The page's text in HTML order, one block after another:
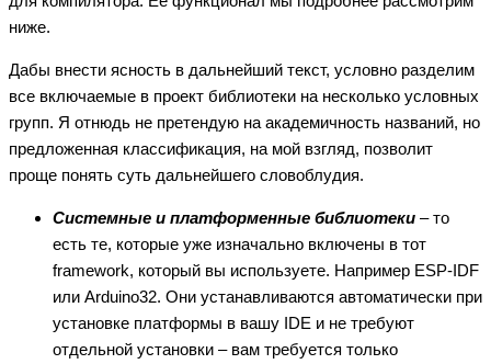
ниже.
Дабы внести ясность в дальнейший текст, условно разделим
все включаемые в проект библиотеки на несколько условных
групп. Я отнюдь не претендую на академичность названий, но
предложенная классификация, на мой взгляд, позволит
проще понять суть дальнейшего словоблудия.
Системные и платформенные библиотеки – то
есть те, которые уже изначально включены в тот
framework, который вы используете. Например ESP-IDF
или Arduino32. Они устанавливаются автоматически при
установке платформы в вашу IDE и не требуют
отдельной установки – вам требуется только